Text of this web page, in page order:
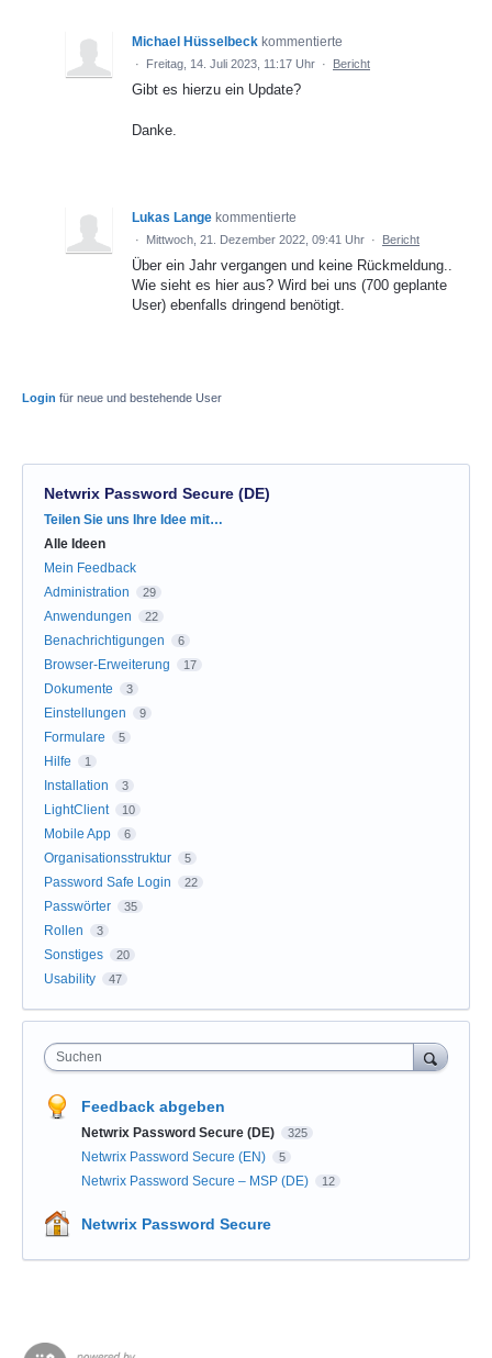
Michael Hüsselbeck kommentierte
· Freitag, 14. Juli 2023, 11:17 Uhr · Bericht
Gibt es hierzu ein Update?
Danke.
Lukas Lange kommentierte
· Mittwoch, 21. Dezember 2022, 09:41 Uhr · Bericht
Über ein Jahr vergangen und keine Rückmeldung..
Wie sieht es hier aus? Wird bei uns (700 geplante
User) ebenfalls dringend benötigt.
Login für neue und bestehende User
Netwrix Password Secure (DE)
Kategorien
Teilen Sie uns Ihre Idee mit…
Alle Ideen
Mein Feedback
Administration
29
Anwendungen 22
Benachrichtigungen 6
Browser-Erweiterung 17
Dokumente 3
Einstellungen 9
Formulare 5
Hilfe 1
Installation 3
LightClient 10
Mobile App 6
Organisationsstruktur 5
Password Safe Login 22
Passwörter 35
Rollen 3
Sonstiges 20
Usability 47
Suchen
Feedback abgeben
Netwrix Password Secure (DE) 325
Netwrix Password Secure (EN) 5
Netwrix Password Secure – MSP (DE) 12
Netwrix Password Secure